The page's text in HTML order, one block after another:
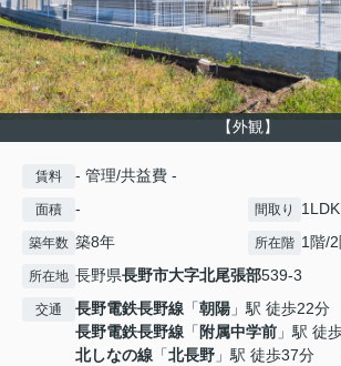
【外観】
賃料 - 管理/共益費 -
面積 - 間取り 1LDK
築年数 築8年 所在階 1階/
所在地 長野県長野市大字北尾張部539-3
交通 長野電鉄長野線 「朝陽 」駅 徒歩22分
長野電鉄長野線 「 附属中学前 」駅 徒
北しなの線 「北長野 」駅 徒歩37分